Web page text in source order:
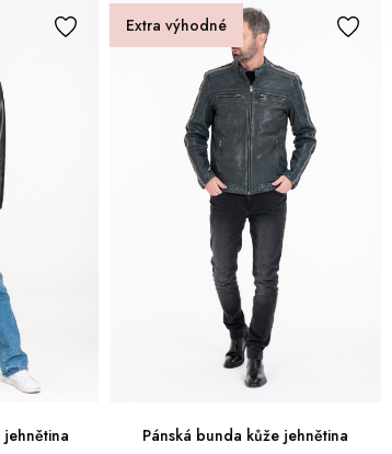
Extra výhodné
Pánská bunda kůže jehnětina